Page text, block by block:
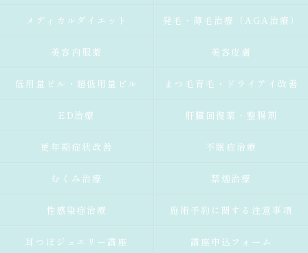
メディカルダイエット 発毛・薄毛治療（AGA治療）
美容内服薬 美容皮膚
低用量ピル・超低用量ピル まつ毛育毛・ドライアイ改善
ED治療 肝臓回復薬・整腸剤
更年期症状改善 不眠症治療
むくみ治療 禁煙治療
性感染症治療 施術予約に関する注意事項
耳つぼジュエリー講座 講座申込フォーム